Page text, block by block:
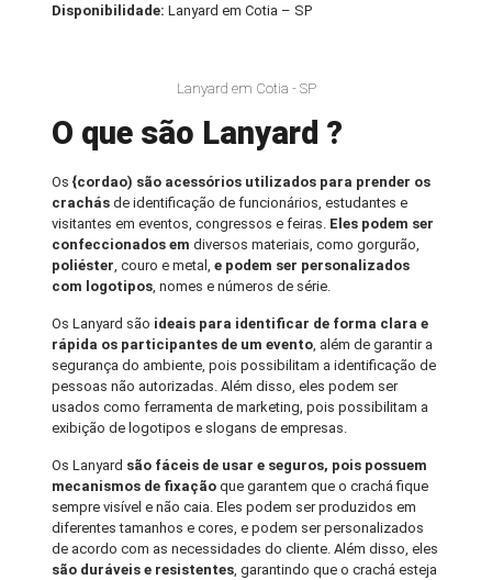
Disponibilidade:Lanyard em Cotia – SP
Lanyard em Cotia - SP
O que são Lanyard ?
Os {cordao) são acessórios utilizados para prender os
crachás de identificação de funcionários, estudantes e
visitantes em eventos, congressos e feiras. Eles podem ser
confeccionados emdiversos materiais, como gorgurão,
poliéster, couro e metal,e podem ser personalizados
com logotipos, nomes e números de série.
Os Lanyard são ideais para identificar de forma clara e
rápida os participantes de um evento, além de garantir a
segurança do ambiente, pois possibilitam a identificação de
pessoas não autorizadas. Além disso, eles podem ser
usados como ferramenta de marketing, pois possibilitam a
exibição de logotipos e slogans de empresas.
Os Lanyard são fáceis de usar e seguros, pois possuem
mecanismos de fixação que garantem que o crachá fique
sempre visível e não caia. Eles podem ser produzidos em
diferentes tamanhos e cores, e podem ser personalizados
de acordo com as necessidades do cliente. Além disso, eles
são duráveis e resistentes, garantindo que o crachá esteja